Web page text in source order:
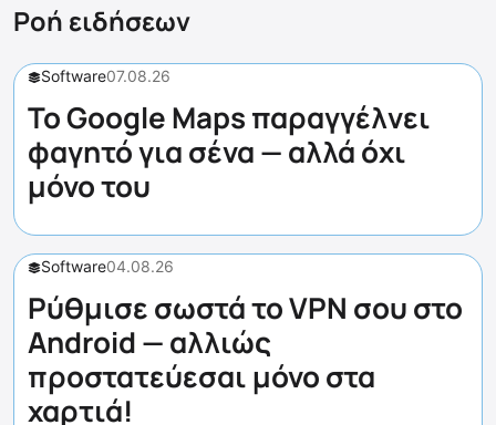
Ροή ειδήσεων
Software07.08.26
Το Google Maps παραγγέλνει
φαγητό για σένα — αλλά όχι
μόνο του
Software04.08.26
Ρύθμισε σωστά το VPN σου στο
Android — αλλιώς
προστατεύεσαι μόνο στα
χαρτιά!